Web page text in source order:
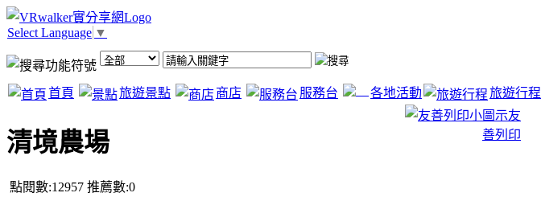
Select Language ▼
首頁 旅遊景點 商店 服務台 各地活動 旅遊行程
清境農場
點閱數:12957 推薦數:0
友
善列印